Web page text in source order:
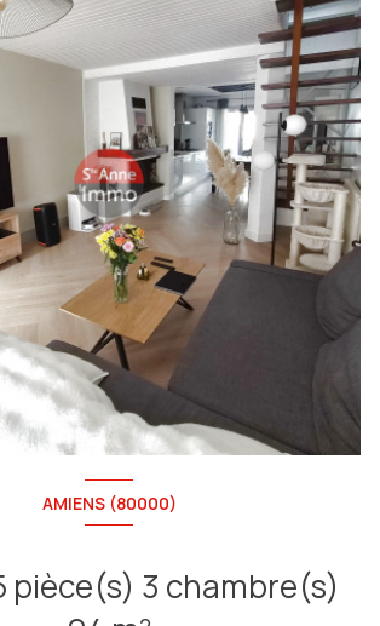
AMIENS (80000)